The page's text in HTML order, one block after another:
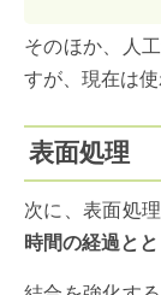
そのほか、人
すが、現在は使
表面処理
次に、表面処
時間の経過と